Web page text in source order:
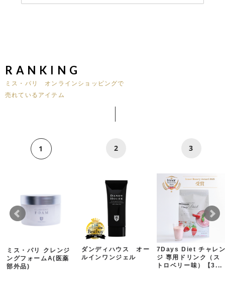
RANKING
ミス・パリ オンラインショッピングで
売れているアイテム
1
ミス・パリ クレンジ
ングフォームA(医薬
部外品)
2
ダンディハウス オー
ルインワンジェル
3
7Days Diet チャレ
ジ 専用ドリンク（ス
トロベリー味）【3...